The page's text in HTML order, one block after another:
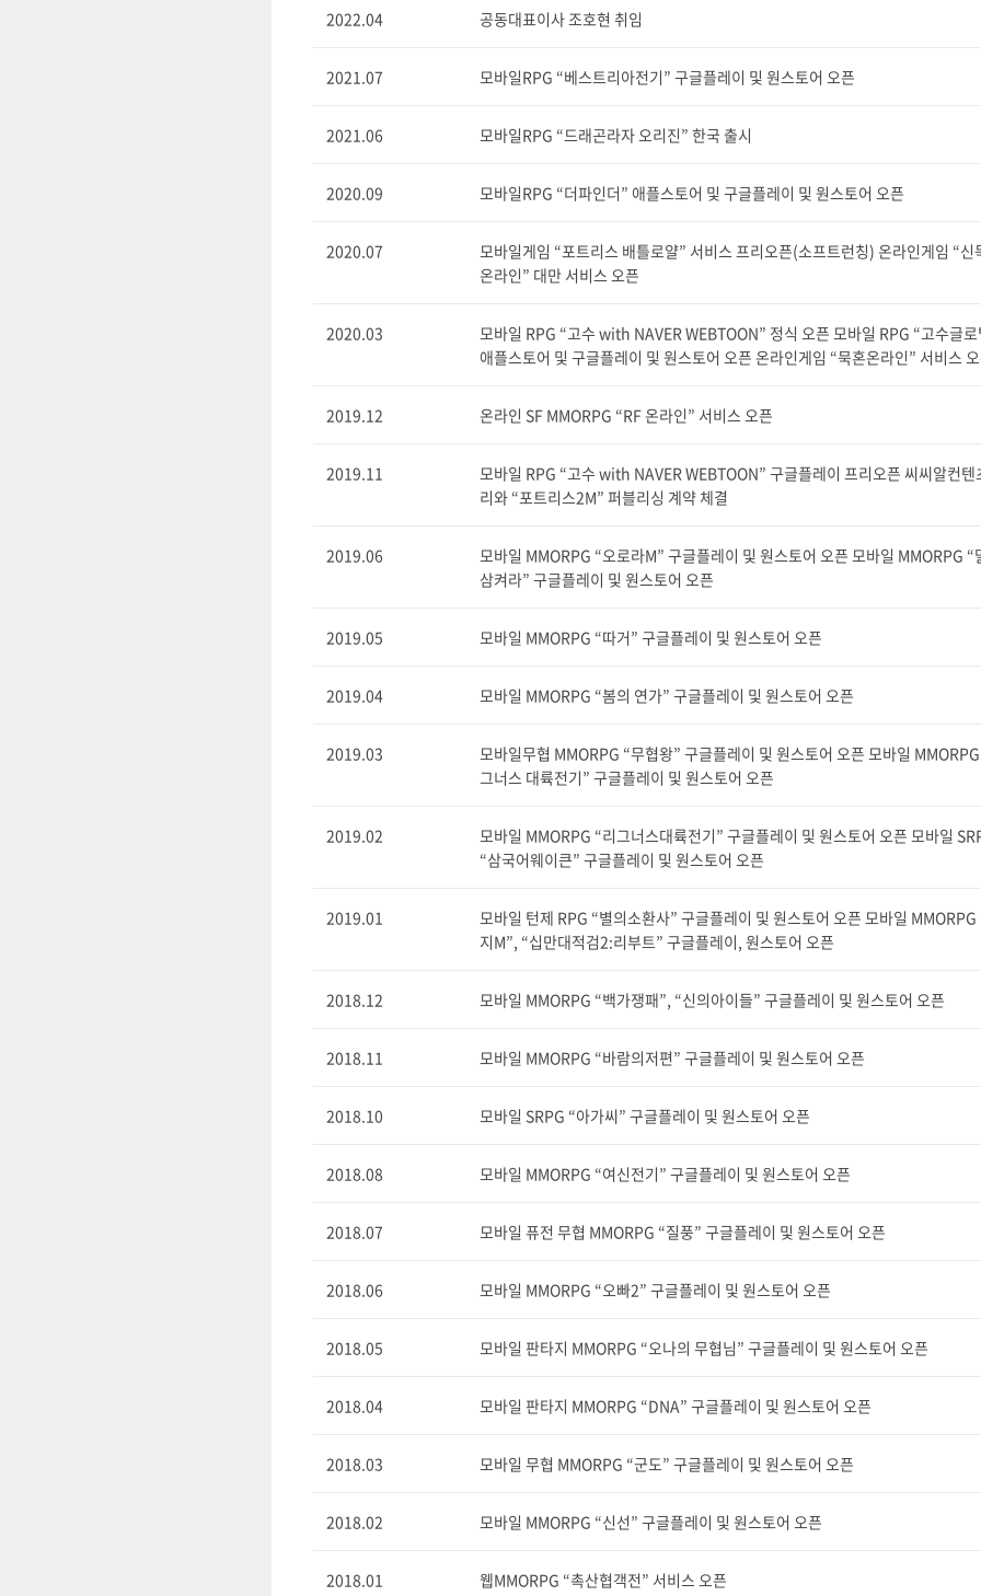
2022.04 공동대표이사 조호현 취임
2021.07 모바일RPG “베스트리아전기” 구글플레이 및 원스토어 오픈
2021.06 모바일RPG “드래곤라자 오리진” 한국 출시
2020.09 모바일RPG “더파인더” 애플스토어 및 구글플레이 및 원스토어 오픈
2020.07
모바일게임 “포트리스 배틀로얄” 서비스 프리오픈(소프트런칭) 온라인게임 “신
온라인” 대만 서비스 오픈
2020.03
모바일 RPG “고수 with NAVER WEBTOON” 정식 오픈 모바일 RPG “고수글로
애플스토어 및 구글플레이 및 원스토어 오픈 온라인게임 “묵혼온라인” 서비스
2019.12 온라인 SF MMORPG “RF 온라인” 서비스 오픈
2019.11
모바일 RPG “고수 with NAVER WEBTOON” 구글플레이 프리오픈 씨씨알컨텐
리와 “포트리스2M” 퍼블리싱 계약 체결
2019.06
모바일 MMORPG “오로라M” 구글플레이 및 원스토어 오픈 모바일 MMORPG “
삼켜라” 구글플레이 및 원스토어 오픈
2019.05 모바일 MMORPG “따거” 구글플레이 및 원스토어 오픈
2019.04 모바일 MMORPG “봄의 연가” 구글플레이 및 원스토어 오픈
2019.03
모바일무협 MMORPG “무협왕” 구글플레이 및 원스토어 오픈 모바일
그너스 대륙전기” 구글플레이 및 원스토어 오픈
2019.02
모바일 MMORPG “리그너스대륙전기” 구글플레이 및 원스토어 오픈 모바일
“삼국어웨이큰” 구글플레이 및 원스토어 오픈
2019.01
모바일 턴제 RPG “별의소환사” 구글플레이 및 원스토어 오픈 모바일 MMORPG
지M”, “십만대적검2:리부트” 구글플레이, 원스토어 오픈
2018.12 모바일 MMORPG “백가쟁패”, “신의아이들” 구글플레이 및 원스토어 오픈
2018.11 모바일 MMORPG “바람의저편” 구글플레이 및 원스토어 오픈
2018.10 모바일 SRPG “아가씨” 구글플레이 및 원스토어 오픈
2018.08 모바일 MMORPG “여신전기” 구글플레이 및 원스토어 오픈
2018.07 모바일 퓨전 무협 MMORPG “질풍” 구글플레이 및 원스토어 오픈
2018.06 모바일 MMORPG “오빠2” 구글플레이 및 원스토어 오픈
2018.05 모바일 판타지 MMORPG “오나의 무협님” 구글플레이 및 원스토어 오픈
2018.04 모바일 판타지 MMORPG “DNA” 구글플레이 및 원스토어 오픈
2018.03 모바일 무협 MMORPG “군도” 구글플레이 및 원스토어 오픈
2018.02 모바일 MMORPG “신선” 구글플레이 및 원스토어 오픈
2018.01 웹MMORPG “촉산협객전” 서비스 오픈